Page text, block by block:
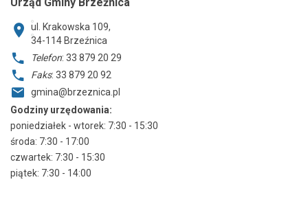
ul. Krakowska 109,
34-114 Brzeźnica
Telefon: 33 879 20 29
Faks: 33 879 20 92
gmina@brzeznica.pl
Godziny urzędowania:
poniedziałek - wtorek: 7:30 - 15:30
środa: 7:30 - 17:00
czwartek: 7:30 - 15:30
piątek: 7:30 - 14:00